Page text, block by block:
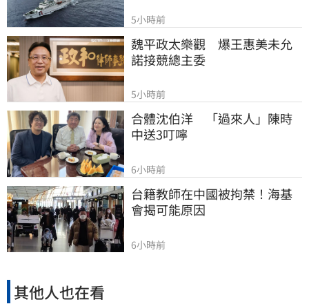
5小時前
魏平政太樂觀　爆王惠美未允
諾接競總主委
5小時前
合體沈伯洋　「過來人」陳時
中送3叮嚀
6小時前
台籍教師在中國被拘禁！海基
會揭可能原因
6小時前
其他人也在看